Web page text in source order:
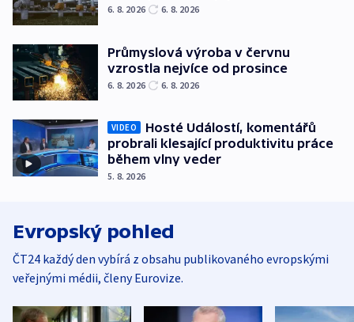
6. 8. 2026 6. 8. 2026
Průmyslová výroba v červnu
vzrostla nejvíce od prosince
6. 8. 2026 6. 8. 2026
VIDEO
Hosté Událostí, komentářů
probrali klesající produktivitu práce
během vlny veder
5. 8. 2026
Evropský pohled
ČT24 každý den vybírá z obsahu publikovaného evropskými
veřejnými médii, členy Eurovize.